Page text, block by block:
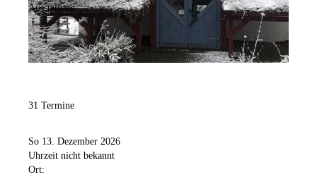
Ausstellung
31 Termine
So 13. Dezember 2026
Uhrzeit nicht bekannt
Ort: